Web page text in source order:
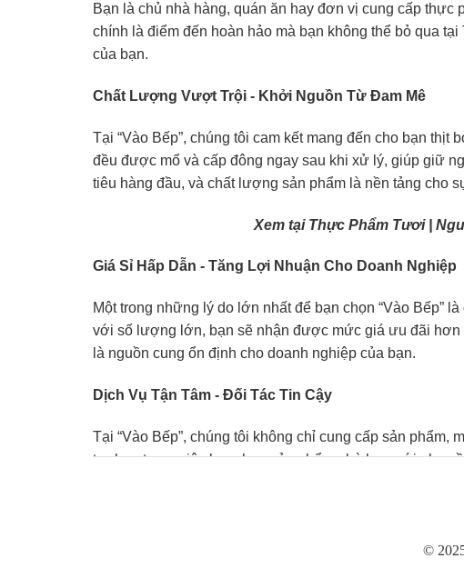
Bạn là chủ nhà hàng, quán ăn hay đơn vị cung cấp
chính là điểm đến hoàn hảo mà bạn không thể bỏ qua
của bạn.
Chất Lượng Vượt Trội - Khởi Nguồn Từ Đam Mê
Tại “Vào Bếp”, chúng tôi cam kết mang đến cho bạn
đều được mổ và cấp đông ngay sau khi xử lý, giúp giữ
tiêu hàng đầu, và chất lượng sản phẩm là nền tảng cho
Xem tại Thực Phẩm Tươi |
Giá Sỉ Hấp Dẫn - Tăng Lợi Nhuận Cho Doanh Nghiệp
Một trong những lý do lớn nhất để bạn chọn “Vào Bếp”
với số lượng lớn, bạn sẽ nhận được mức giá ưu đãi hơn
là nguồn cung ổn định cho doanh nghiệp của bạn.
Dịch Vụ Tận Tâm - Đối Tác Tin Cậy
Tại “Vào Bếp”, chúng tôi không chỉ cung cấp sản
trợ bạn trong việc lựa chọn sản phẩm phù hợp với nhu
Thịt bò đông lạnh không chỉ dễ chế biến mà còn là
©